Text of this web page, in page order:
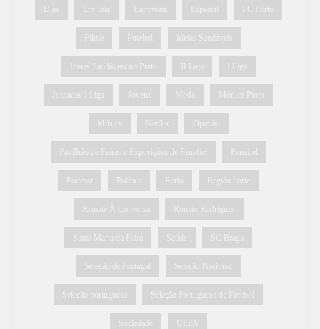
Dias Em Tela Entrevista Especial FC Porto
Filme Futebol Ideias Saudáveis
Ideias Saudáveis no Prato II Liga I Liga
Jornadas I Liga Jovens Moda Mónica Pinto
Música Netflix Opinião
Pavilhão de Feiras e Exposições de Penafiel Penafiel
Podcast Política Porto Região norte
Remate À Conversa Romão Rodrigues
Santa Maria da Feira Saúde SC Braga
Seleção de Portugal Seleção Nacional
Seleção portuguesa Seleção Portuguesa de Futebol
Sociedade UEFA